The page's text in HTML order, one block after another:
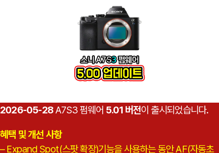
2026-05-28A7S3 펌웨어 5.01 버전이 출시되었습니다.
혜택 및 개선 사항
– Expand Spot(스팟 확장)기능을 사용하는 동안 AF(자동초